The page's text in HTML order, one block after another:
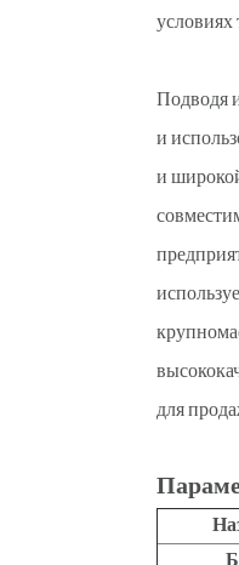
Подводя
и
и
для